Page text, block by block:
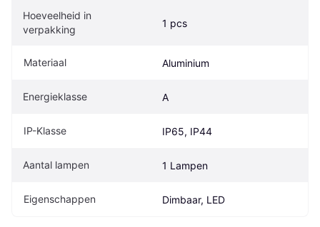
Hoeveelheid in
verpakking
1 pcs
Materiaal Aluminium
Energieklasse A
IP-Klasse IP65, IP44
Aantal lampen 1 Lampen
Eigenschappen Dimbaar, LED